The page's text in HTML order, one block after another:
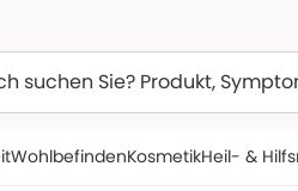
WohlbefindenKosmetikHeil- &